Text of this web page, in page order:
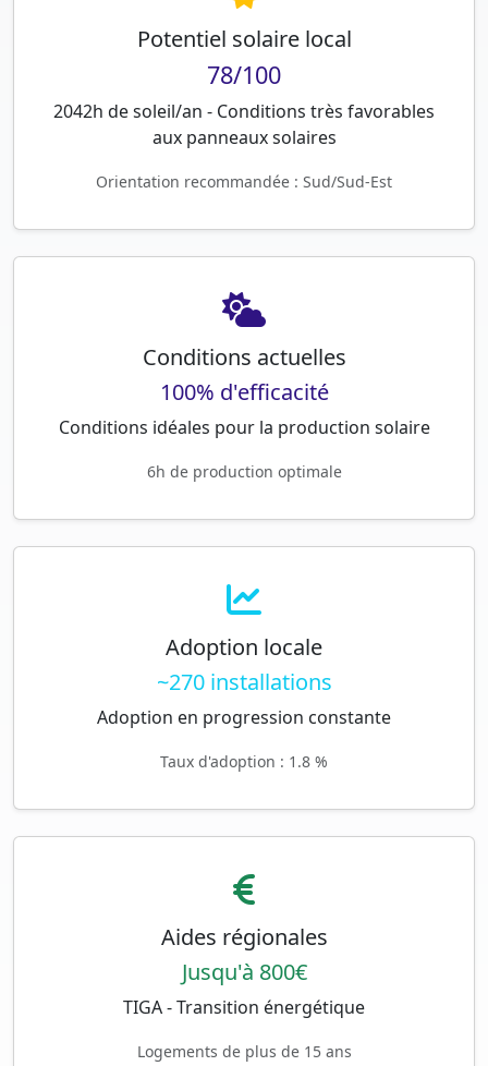
Potentiel solaire local
78/100
2042h de soleil/an - Conditions très favorables
aux panneaux solaires
Orientation recommandée : Sud/Sud-Est
Conditions actuelles
100% d'efficacité
Conditions idéales pour la production solaire
6h de production optimale
Adoption locale
~270 installations
Adoption en progression constante
Taux d'adoption : 1.8 %
Aides régionales
Jusqu'à 800€
TIGA - Transition énergétique
Logements de plus de 15 ans